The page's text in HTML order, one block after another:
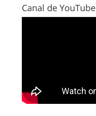
Canal de YouTube